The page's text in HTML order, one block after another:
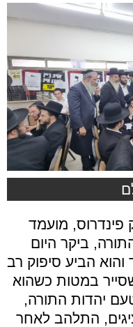
מועמד
ביקר היום
הביע סיפוק רב
במטות כשהוא
יהדות התורה,
התלהב לאחר